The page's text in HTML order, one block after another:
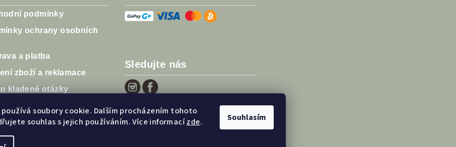
soubory cookie. Dalším procházením tohoto
souhlas s jejich používáním. Více informacízde. Souhlasím
podmínky
ochrany osobních
a platba
zboží a reklamace
kladené otázky
obchodu
Sledujte nás